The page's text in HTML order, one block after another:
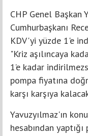
CHP Genel Başkan
Cumhurbaşkanı
KDV'yi yüzde 1'e
"Kriz aşılıncaya
1’e kadar
pompa fiyatına
karşı karşıya
Yavuzyılmaz'ın
hesabından